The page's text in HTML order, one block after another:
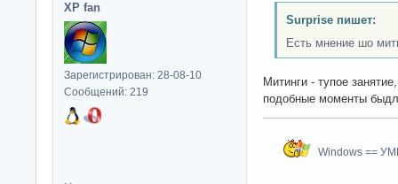
XP fan
Зарегистрирован: 28-08-10
Сообщений: 219
Surprise пишет:
Есть мнение шо
Митинги - тупое
подобные моменты
Windows ==